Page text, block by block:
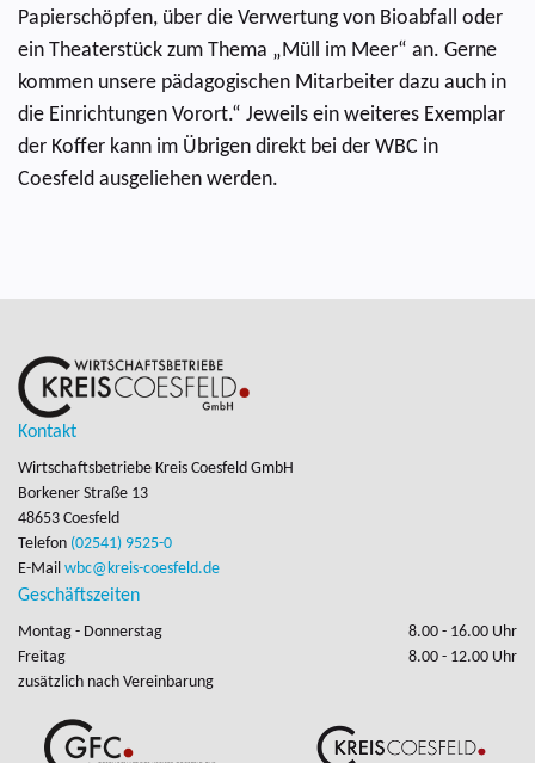
Papierschöpfen, über die Verwertung von Bioabfall oder
ein Theaterstück zum Thema „Müll im Meer“ an. Gerne
kommen unsere pädagogischen Mitarbeiter dazu auch in
die Einrichtungen Vorort.“ Jeweils ein weiteres Exemplar
der Koffer kann im Übrigen direkt bei der WBC in
Coesfeld ausgeliehen werden.
Kontakt
Wirtschaftsbetriebe Kreis Coesfeld GmbH
Borkener Straße 13
48653 Coesfeld
Telefon (02541) 9525-0
E-Mail wbc@kreis-coesfeld.de
Geschäftszeiten
Montag - Donnerstag
8.00 - 16.00 Uhr
Freitag
8.00 - 12.00 Uhr
zusätzlich nach Vereinbarung